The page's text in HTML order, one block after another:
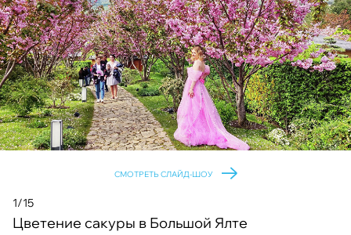
СМОТРЕТЬ СЛАЙД-ШОУ
1/15
Цветение сакуры в Большой Ялте